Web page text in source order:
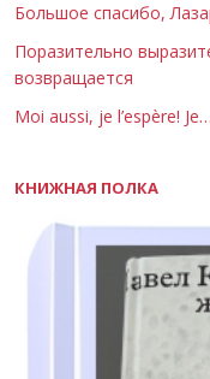
Большое спасибо,
Поразительно
возвращается
Moi aussi, je l’espère! Je…
КНИЖНАЯ ПОЛКА